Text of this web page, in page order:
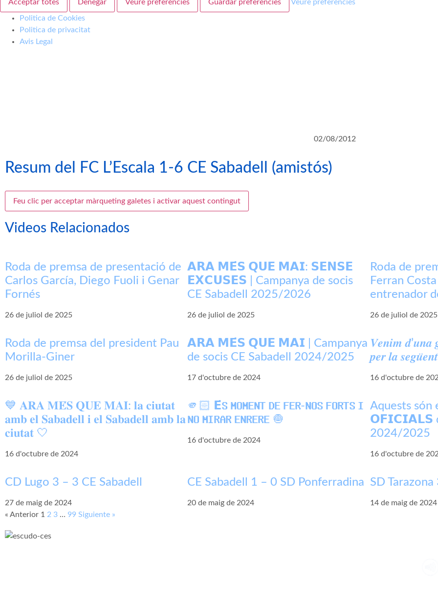
Acceptar totes Denegar Veure preferències Guardar preferències Veure preferències
Politica de Cookies
Politica de privacitat
Avis Legal
02/08/2012
Resum del FC L’Escala 1-6 CE Sabadell (amistós)
Feu clic per acceptar màrqueting galetes i activar aquest contingut
Videos Relacionados
Roda de premsa de presentació de
Carlos García, Diego Fuoli i Genar
Fornés
26 de juliol de 2025
𝗔𝗥𝗔 𝗠𝗘́𝗦 𝗤𝗨𝗘 𝗠𝗔𝗜: 𝗦𝗘𝗡𝗦𝗘
𝗘𝗫𝗖𝗨𝗦𝗘𝗦 | Campanya de socis
CE Sabadell 2025/2026
26 de juliol de 2025
Roda de
Ferran
entrenador
26 de juliol de 2025
Roda de premsa del president Pau
Morilla-Giner
26 de juliol de 2025
𝗔𝗥𝗔 𝗠𝗘́𝗦 𝗤𝗨𝗘 𝗠𝗔𝗜 | Campanya
de socis CE Sabadell 2024/2025
17 d'octubre de 2024
𝑽𝒆𝒏𝒊𝒎 𝒅’𝒖𝒏𝒂
𝒑𝒆𝒓 𝒍𝒂 𝒔𝒆𝒈𝒖̈𝒆𝒏𝒕
16 d'octubre de
💙 𝐀𝐑𝐀 𝐌𝐄́𝐒 𝐐𝐔𝐄 𝐌𝐀𝐈: 𝐥𝐚 𝐜𝐢𝐮𝐭𝐚𝐭
𝐚𝐦𝐛 𝐞𝐥 𝐒𝐚𝐛𝐚𝐝𝐞𝐥𝐥 𝐢 𝐞𝐥 𝐒𝐚𝐛𝐚𝐝𝐞𝐥𝐥 𝐚𝐦𝐛 𝐥𝐚
𝐜𝐢𝐮𝐭𝐚𝐭 🤍
16 d'octubre de 2024
🫵🏻 𝗘́𝗦 𝗠𝗢𝗠𝗘𝗡𝗧 𝗗𝗘 𝗙𝗘𝗥-𝗡𝗢𝗦 𝗙𝗢𝗥𝗧𝗦 𝗜
𝗡𝗢 𝗠𝗜𝗥𝗔𝗥 𝗘𝗡𝗥𝗘𝗥𝗘 🧅
16 d'octubre de 2024
Aquests
𝗢𝗙𝗜𝗖𝗜𝗔𝗟𝗦
2024/2025
16 d'octubre de
CD Lugo 3 – 3 CE Sabadell
27 de maig de 2024
CE Sabadell 1 – 0 SD Ponferradina
20 de maig de 2024
SD Tarazona
14 de maig de 2024
« Anterior 1 2 3 … 99 Siguiente »